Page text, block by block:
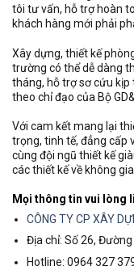
tôi tư vấn, hỗ trợ hoàn
khách hàng mới phải
Xây dựng, thiết kế
trường có thể dễ dàng
tháng, hỗ trợ sơ cứu kịp
theo chỉ đạo của Bộ
Với cam kết mang lại
trọng, tinh tế, đẳng cấp
cùng đội ngũ thiết kế
các thiết kế về không
Mọi thông tin vui lòng
CÔNG TY CP XÂY
Địa chỉ: Số 26,
Hotline: 0964 327